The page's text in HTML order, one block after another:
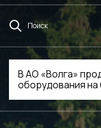
Поиск
В АО «Волга»
оборудования